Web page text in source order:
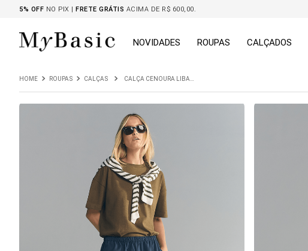
5% OFF NO PIX | FRETE GRÁTIS ACIMA DE R$ 600,00.
NOVIDADES ROUPAS CALÇADOS
ROUPAS CALÇAS CALÇA CENOURA LIBANO MARINHO